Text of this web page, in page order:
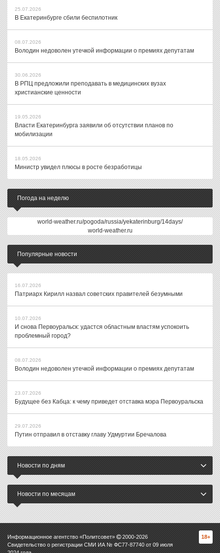
25.07.2026
В Екатеринбурге сбили беспилотник
08.07.2026
Володин недоволен утечкой информации о премиях депутатам
30.06.2026
В РПЦ предложили преподавать в медицинских вузах
христианские ценности
19.05.2026
Власти Екатеринбурга заявили об отсутствии планов по
мобилизации
18.05.2026
Министр увидел плюсы в росте безработицы
Погода на неделю
world-weather.ru/pogoda/russia/yekaterinburg/14days/
world-weather.ru
Популярные новости
16.07.2026
Патриарх Кирилл назвал советских правителей безумными
10.07.2026
И снова Первоуральск: удастся областным властям успокоить
проблемный город?
08.07.2026
Володин недоволен утечкой информации о премиях депутатам
23.07.2026
Будущее без Кабца: к чему приведет отставка мэра Первоуральска
29.07.2026
Путин отправил в отставку главу Удмуртии Бречалова
Новости по дням
Новости по месяцам
Информационное агентство «Политсовет» 2000-2026
Свидетельство о регистрации СМИ ИА № ФС77-87740 от 09 июля
18+